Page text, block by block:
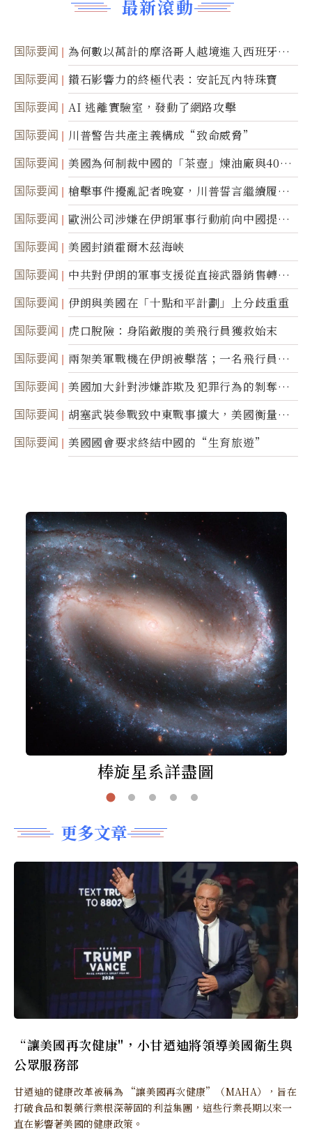
最新滾動
国际要闻
為何數以萬計的摩洛哥人越境進入西班牙休
達
国际要闻 鑽石影響力的終極代表：安託瓦內特珠寶
国际要闻 AI 逃離實驗室，發動了網路攻擊
国际要闻 川普警告共產主義構成“致命威脅”
国际要闻
美國為何制裁中國的「茶壺」煉油廠與40家
航運公司
国际要闻
槍擊事件擾亂記者晚宴，川普誓言繼續履行
職責
国际要闻
歐洲公司涉嫌在伊朗軍事行動前向中國提供
美軍基地的衛星影像
国际要闻 美國封鎖霍爾木茲海峽
国际要闻
中共對伊朗的軍事支援從直接武器銷售轉向
間接技術轉讓
国际要闻 伊朗與美國在「十點和平計劃」上分歧重重
国际要闻 虎口脫險：身陷敵腹的美飛行員獲救始末
国际要闻
兩架美軍戰機在伊朗被擊落；一名飛行員失
蹤
国际要闻
美國加大針對涉嫌詐欺及犯罪行為的剝奪公
民權力度
国际要闻
胡塞武裝參戰致中東戰事擴大，美國衡量地
面入侵的可能性
国际要闻 美國國會要求終結中國的“生育旅遊”
棒旋星系詳盡圖
更多文章
“讓美國再次健康"，小甘迺迪將領導美國衛生與
公眾服務部
甘迺迪的健康改革被稱為 “讓美國再次健康”（MAHA），旨在
打破食品和製藥行業根深蒂固的利益集團，這些行業長期以來一
直在影響著美國的健康政策。